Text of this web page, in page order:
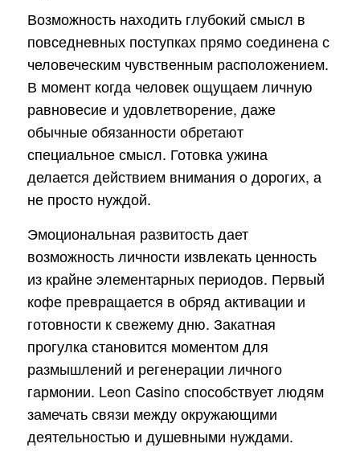
Возможность находить глубокий смысл в
повседневных поступках прямо соединена с
человеческим чувственным расположением.
В момент когда человек ощущаем личную
равновесие и удовлетворение, даже
обычные обязанности обретают
специальное смысл. Готовка ужина
делается действием внимания о дорогих, а
не просто нуждой.
Эмоциональная развитость дает
возможность личности извлекать ценность
из крайне элементарных периодов. Первый
кофе превращается в обряд активации и
готовности к свежему дню. Закатная
прогулка становится моментом для
размышлений и регенерации личного
гармонии. Leon Casino способствует людям
замечать связи между окружающими
деятельностью и душевными нуждами.